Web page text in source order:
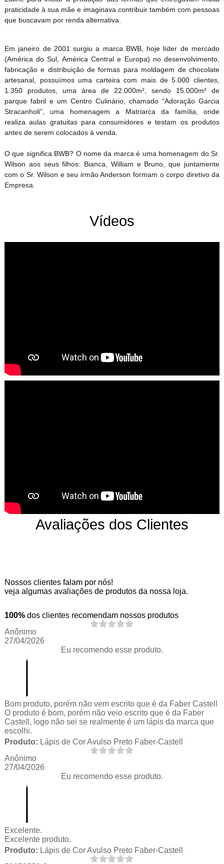
praticidade à sua mãe e imaginava contribuir também com pessoas
que buscavam por renda alternativa.
Em janeiro de 2001 surgiu a marca BWB, hoje líder de mercado
(América do Sul, América Central e Europa) no desenvolvimento,
fabricação e distribuição de formas para moldagem de chocolate
artesanal, possuímos uma carteira com mais de 5.000 clientes,
1.350 produtos, uma área de 22.000m², sendo 15.000m² de
parque fabril e um Centro Culinário, chamado “Adoração Garcia
Stracanholi”, uma homenagem a Matriarca da família, onde
realiza aulas gratuitas para consumidores e testam os produtos
antes de serem colocados à venda.
O que significa BWB? O nome da marca é uma homenagem do Sr.
Wilson aos seus filhos: Bianca, William e Bruno, que juntamente
com o Sr. Wilson e seu irmão Anderson formam o corpo diretivo da
Empresa.
Vídeos
Avaliações dos Clientes
Nossos clientes falam por nós!
veja algumas avaliações de produtos da nossa loja.
100% dos clientes recomendam nossos produtos
Anônimo
27/04/2026
Eu recomendo esse produto.
Bom produto, porém não vem escrito que é da Faber Castell
O produto é bom, porém não veio escrito que é da Faber
Castell, logo não sei se realmente é um lápis da marca que
escolhi.
Produto: Lápis de Cor Avulso Preto Faber-Castell
Anônimo
27/04/2026
Eu recomendo esse produto.
Excelente.
Excelente produto.
Produto: Lápis de Cor Avulso Preto Faber-Castell